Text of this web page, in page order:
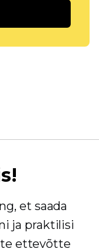
et saada
ja praktilisi
ettevõtte